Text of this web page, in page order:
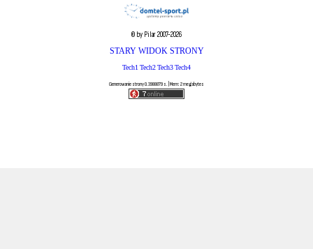
© by Pilar 2007-2026
STARY WIDOK STRONY
Tech1Tech2Tech3Tech4
Generowanie strony 0.3988879 s. | Mem: 2 megabytes